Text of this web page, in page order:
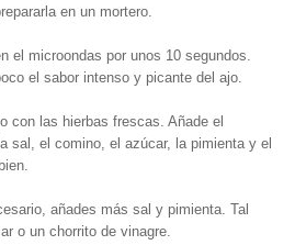
en un mortero.
el microondas por unos 10 segundos.
el sabor intenso y picante del ajo.
con las hierbas frescas. Añade el
sal, el comino, el azúcar, la pimienta y el
añades más sal y pimienta. Tal
o un chorrito de vinagre.